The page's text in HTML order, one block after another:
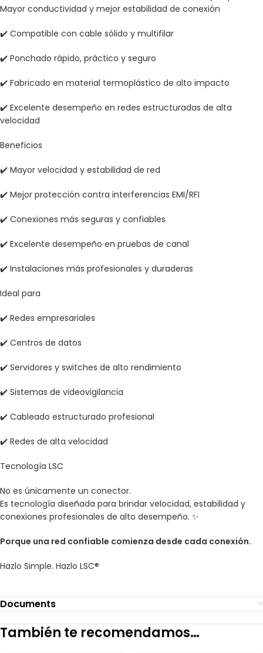
Mayor conductividad y mejor estabilidad de conexión
✔️ Compatible con cable sólido y multifilar
✔️ Ponchado rápido, práctico y seguro
✔️ Fabricado en material termoplástico de alto impacto
✔️ Excelente desempeño en redes estructuradas de alta
velocidad
Beneficios
✔️ Mayor velocidad y estabilidad de red
✔️ Mejor protección contra interferencias EMI/RFI
✔️ Conexiones más seguras y confiables
✔️ Excelente desempeño en pruebas de canal
✔️ Instalaciones más profesionales y duraderas
Ideal para
✔️ Redes empresariales
✔️ Centros de datos
✔️ Servidores y switches de alto rendimiento
✔️ Sistemas de videovigilancia
✔️ Cableado estructurado profesional
✔️ Redes de alta velocidad
Tecnología LSC
No es únicamente un conector.
Es tecnología diseñada para brindar velocidad, estabilidad y
conexiones profesionales de alto desempeño. ✨
Porque una red confiable comienza desde cada conexión.
Hazlo Simple. Hazlo LSC®
Documents
También te recomendamos…